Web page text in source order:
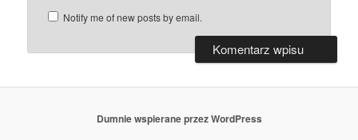
Notify me of new posts by email.
Dumnie wspierane przez WordPress